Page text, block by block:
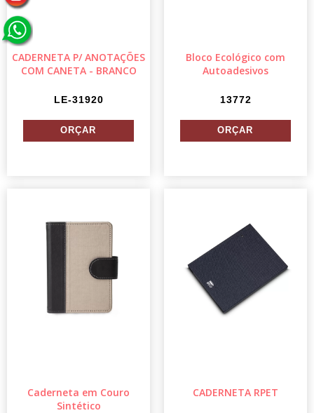
CADERNETA P/ ANOTAÇÕES
COM CANETA - BRANCO
LE-31920
Bloco Ecológico com
Autoadesivos
13772
Caderneta em Couro
Sintético
CADERNETA RPET